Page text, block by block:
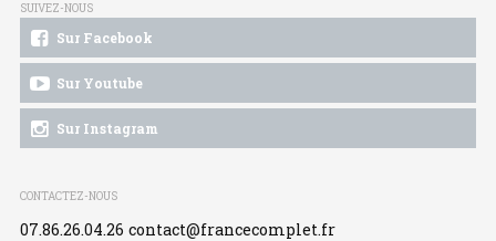
SUIVEZ-NOUS
Sur Facebook
Sur Youtube
Sur Instagram
CONTACTEZ-NOUS
07.86.26.04.26 contact@francecomplet.fr